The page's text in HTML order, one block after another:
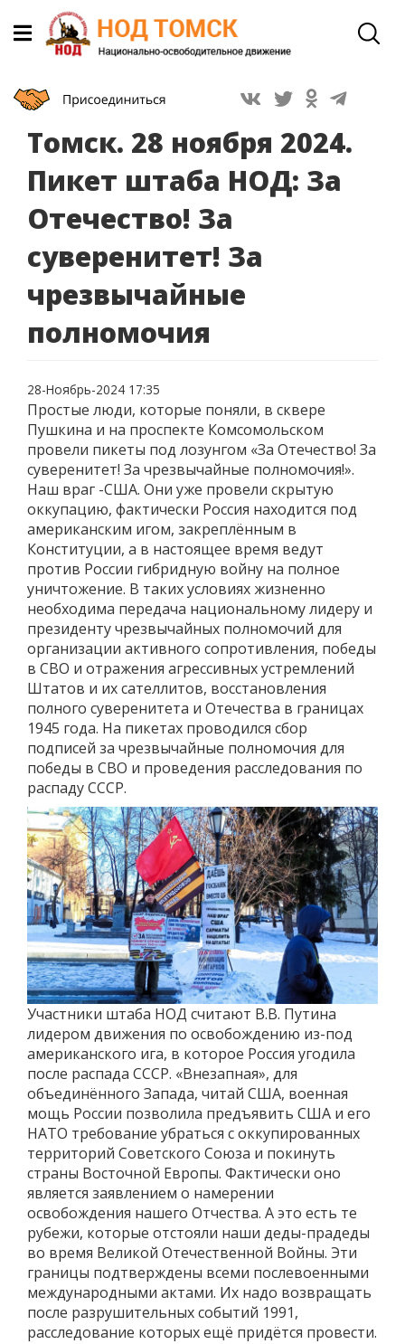
Томск. 28 ноября 2024.
Пикет штаба НОД: За
Отечество! За
суверенитет! За
чрезвычайные
полномочия
28-Ноябрь-2024 17:35
Простые люди, которые поняли, в сквере
Пушкина и на проспекте Комсомольском
провели пикеты под лозунгом «За Отечество! За
суверенитет! За чрезвычайные полномочия!».
Наш враг -США. Они уже провели скрытую
оккупацию, фактически Россия находится под
американским игом, закреплённым в
Конституции, а в настоящее время ведут
против России гибридную войну на полное
уничтожение. В таких условиях жизненно
необходима передача национальному лидеру и
президенту чрезвычайных полномочий для
организации активного сопротивления, победы
в СВО и отражения агрессивных устремлений
Штатов и их сателлитов, восстановления
полного суверенитета и Отечества в границах
1945 года. На пикетах проводился сбор
подписей за чрезвычайные полномочия для
победы в СВО и проведения расследования по
распаду СССР.
Участники штаба НОД считают В.В. Путина
лидером движения по освобождению из-под
американского ига, в которое Россия угодила
после распада СССР. «Внезапная», для
объединённого Запада, читай США, военная
мощь России позволила предъявить США и его
НАТО требование убраться с оккупированных
территорий Советского Союза и покинуть
страны Восточной Европы. Фактически оно
является заявлением о намерении
освобождения нашего Отчества. А это есть те
рубежи, которые отстояли наши деды-прадеды
во время Великой Отечественной Войны. Эти
границы подтверждены всеми послевоенными
международными актами. Их надо возвращать
после разрушительных событий 1991,
расследование которых ещё придётся провести.